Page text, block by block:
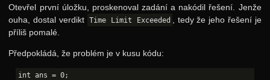
Otevřel první úložku, proskenoval zadání a nakódil řešení. Jenže
ouha, dostal verdikt Time Limit Exceeded
, tedy že jeho řešení je
příliš pomalé.
Předpokládá, že problém je v kusu kódu:
int ans = 0;